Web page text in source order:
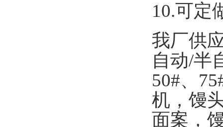
10.可定
我厂供
自动/半
50#、
机，馒
面案，